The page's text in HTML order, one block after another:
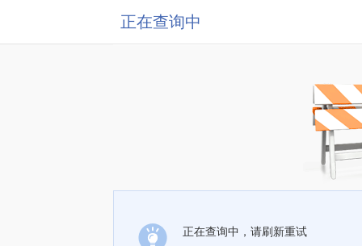
正在查询中
正在查询中，请刷新重试